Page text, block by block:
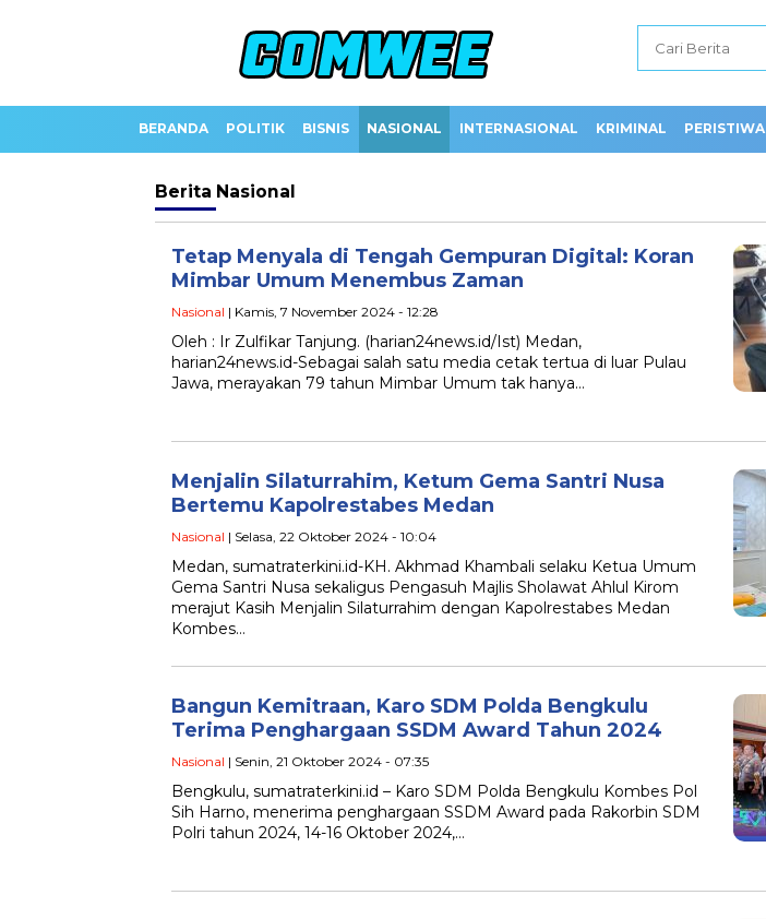
BERANDA POLITIK BISNIS NASIONAL INTERNASIONAL KRIMINAL PERISTIWA
Berita Nasional
Tetap Menyala di Tengah Gempuran Digital: Koran
Mimbar Umum Menembus Zaman
Nasional | Kamis, 7 November 2024 - 12:28
Oleh : Ir Zulfikar Tanjung. (harian24news.id/Ist) Medan,
harian24news.id-Sebagai salah satu media cetak tertua di luar Pulau
Jawa, merayakan 79 tahun Mimbar Umum tak hanya…
Menjalin Silaturrahim, Ketum Gema Santri Nusa
Bertemu Kapolrestabes Medan
Nasional | Selasa, 22 Oktober 2024 - 10:04
Medan, sumatraterkini.id-KH. Akhmad Khambali selaku Ketua Umum
Gema Santri Nusa sekaligus Pengasuh Majlis Sholawat Ahlul Kirom
merajut Kasih Menjalin Silaturrahim dengan Kapolrestabes Medan
Kombes…
Bangun Kemitraan, Karo SDM Polda Bengkulu
Terima Penghargaan SSDM Award Tahun 2024
Nasional | Senin, 21 Oktober 2024 - 07:35
Bengkulu, sumatraterkini.id – Karo SDM Polda Bengkulu Kombes Pol
Sih Harno, menerima penghargaan SSDM Award pada Rakorbin SDM
Polri tahun 2024, 14-16 Oktober 2024,…